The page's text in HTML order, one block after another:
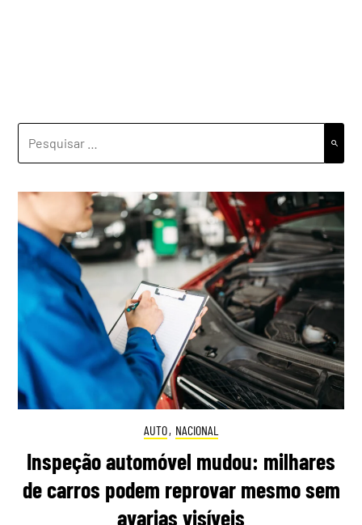
AUTO, NACIONAL
Inspeção automóvel mudou: milhares
de carros podem reprovar mesmo sem
avarias visíveis